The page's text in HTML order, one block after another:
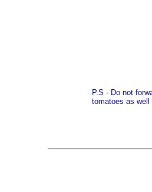
P.S - Do not
tomatoes as well